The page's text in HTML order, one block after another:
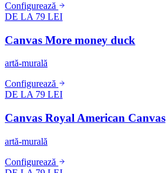
Configurează
DE LA 79 LEI
Canvas More money duck
artă-murală
Configurează
DE LA 79 LEI
Canvas Royal American Canvas
artă-murală
Configurează